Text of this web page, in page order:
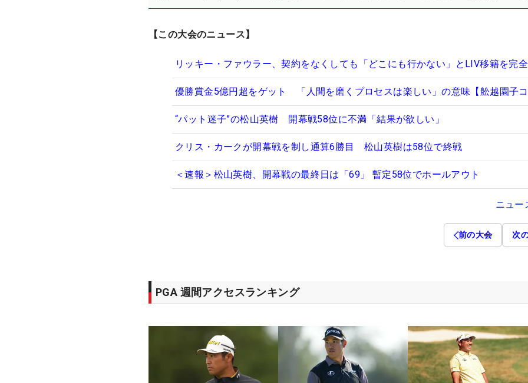
【この大会のニュース】
リッキー・ファウラー、契約をなくしても「どこにも行かない」とLIV移籍を完
優勝賞金5億円超をゲット 「人間を磨くプロセスは楽しい」の意味【舩越園子
“パット迷子”の松山英樹 開幕戦58位に不満「結果が欲しい」
クリス・カークが開幕戦を制し通算6勝目 松山英樹は58位で終戦
＜速報＞松山英樹、開幕戦の最終日は「69」 暫定58位でホールアウト
ニュー
前の大会 次
PGA 週間アクセスランキング